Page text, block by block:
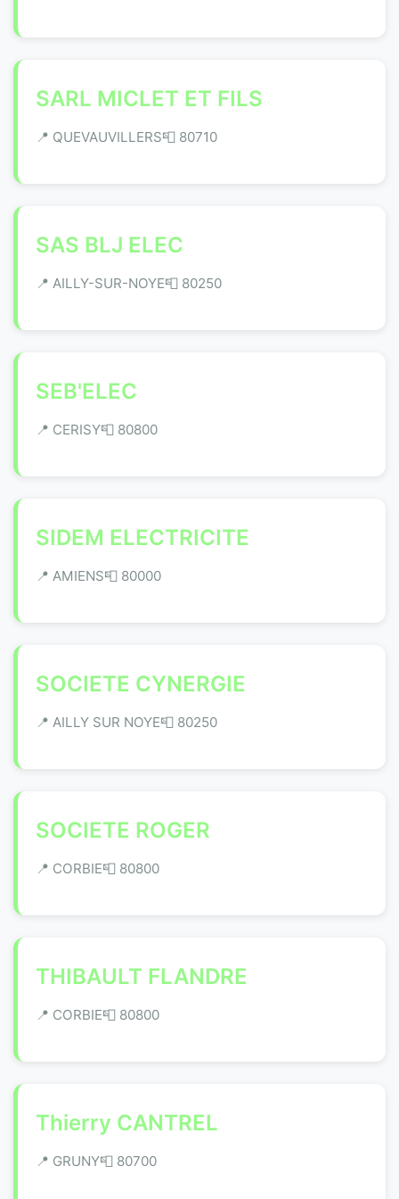
SARL MICLET ET FILS
📍 QUEVAUVILLERS📮 80710
SAS BLJ ELEC
📍 AILLY-SUR-NOYE📮 80250
SEB'ELEC
📍 CERISY📮 80800
SIDEM ELECTRICITE
📍 AMIENS📮 80000
SOCIETE CYNERGIE
📍 AILLY SUR NOYE📮 80250
SOCIETE ROGER
📍 CORBIE📮 80800
THIBAULT FLANDRE
📍 CORBIE📮 80800
Thierry CANTREL
📍 GRUNY📮 80700